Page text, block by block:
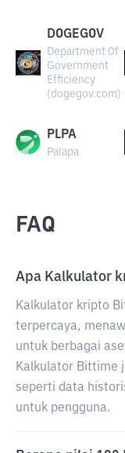
DOGEGOV
Department Of
Government
Efficiency
(dogegov.com)
PLPA
Palapa
FAQ
Apa Kalkulator
Kalkulator kripto
terpercaya,
untuk berbagai
Kalkulator Bittime
seperti data
untuk pengguna.